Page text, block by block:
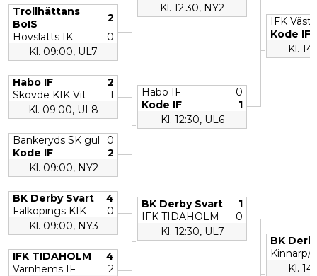
Trollhättans
BoIS
2
Hovslätts IK
0
Kl. 09:00, UL7
Habo IF
2
Skövde KIK Vit
1
Kl. 09:00, UL8
Bankeryds SK gul
0
Kode IF
2
Kl. 09:00, NY2
BK Derby Svart
4
Falköpings KIK
0
Kl. 09:00, NY3
IFK TIDAHOLM
4
Varnhems IF
2
Kl. 12:30, NY2
Habo IF
0
Kode IF
1
Kl. 12:30, UL6
BK Derby Svart
1
IFK TIDAHOLM
0
Kl. 12:30, UL7
IFK
Kode IF
Kl.
BK
Kinnarp/
Kl.